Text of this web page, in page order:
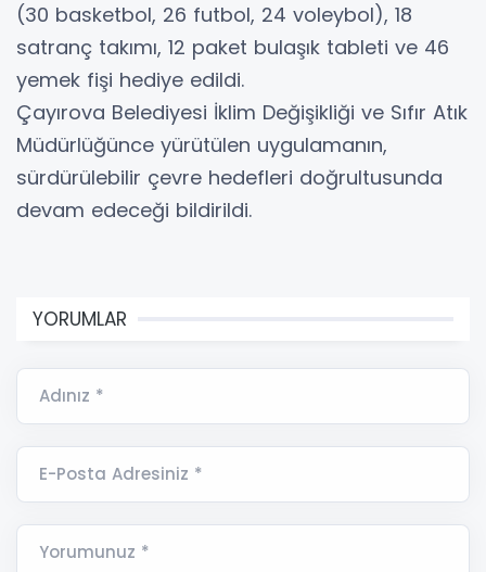
(30 basketbol, 26 futbol, 24 voleybol), 18
satranç takımı, 12 paket bulaşık tableti ve 46
yemek fişi hediye edildi.
Çayırova Belediyesi İklim Değişikliği ve Sıfır Atık
Müdürlüğünce yürütülen uygulamanın,
sürdürülebilir çevre hedefleri doğrultusunda
devam edeceği bildirildi.
YORUMLAR
Adınız *
E-Posta Adresiniz *
Yorumunuz *